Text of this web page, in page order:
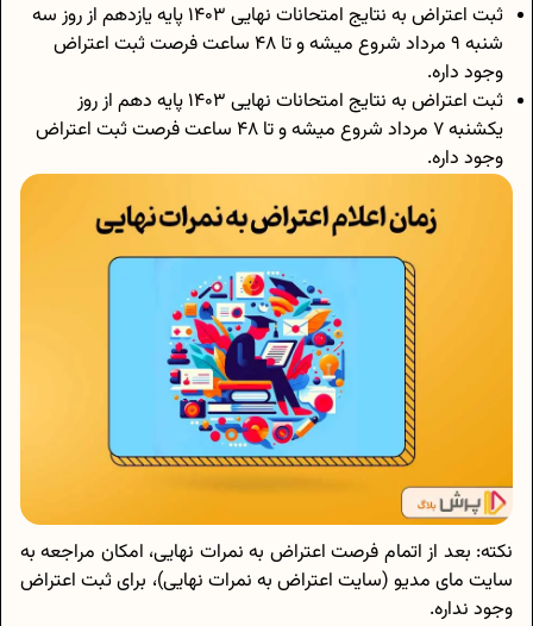
ثبت اعتراض به نتایج امتحانات نهایی ۱۴۰۳ پایه یازدهم از روز سه
شنبه 9 مرداد شروع میشه و تا 48 ساعت فرصت ثبت اعتراض
وجود داره.
ثبت اعتراض به نتایج امتحانات نهایی ۱۴۰۳ پایه دهم از روز
یکشنبه 7 مرداد شروع میشه و تا 48 ساعت فرصت ثبت اعتراض
وجود داره.
نکته: بعد از اتمام فرصت اعتراض به نمرات نهایی، امکان مراجعه به
سایت مای مدیو (سایت اعتراض به نمرات نهایی)، برای ثبت اعتراض
وجود نداره.